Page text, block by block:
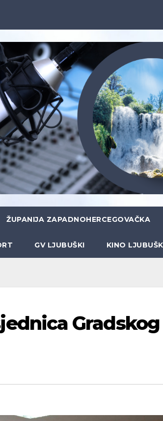
ŽUPANIJA ZAPADNOHERCEGOVAČKA
GV LJUBUŠKI KINO
Gradskog